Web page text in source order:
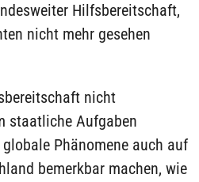
Hilfsbereitschaft,
nicht mehr gesehen
nicht
staatliche Aufgaben
Phänomene auch auf
bemerkbar machen, wie